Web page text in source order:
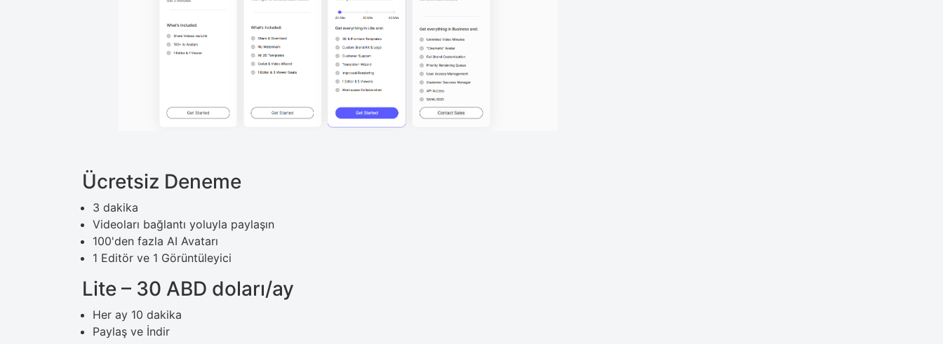
Ücretsiz Deneme
3 dakika
Videoları bağlantı yoluyla paylaşın
100'den fazla AI Avatarı
1 Editör ve 1 Görüntüleyici
Lite – 30 ABD doları/ay
Her ay 10 dakika
Paylaş ve İndir